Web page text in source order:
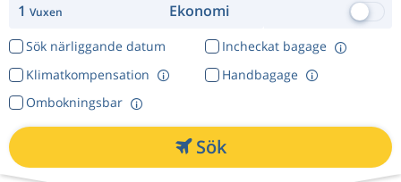
1 Vuxen Ekonomi
Sök närliggande datum
Incheckat bagage
Klimatkompensation
Ombokningsbar
Handbagage
Sök